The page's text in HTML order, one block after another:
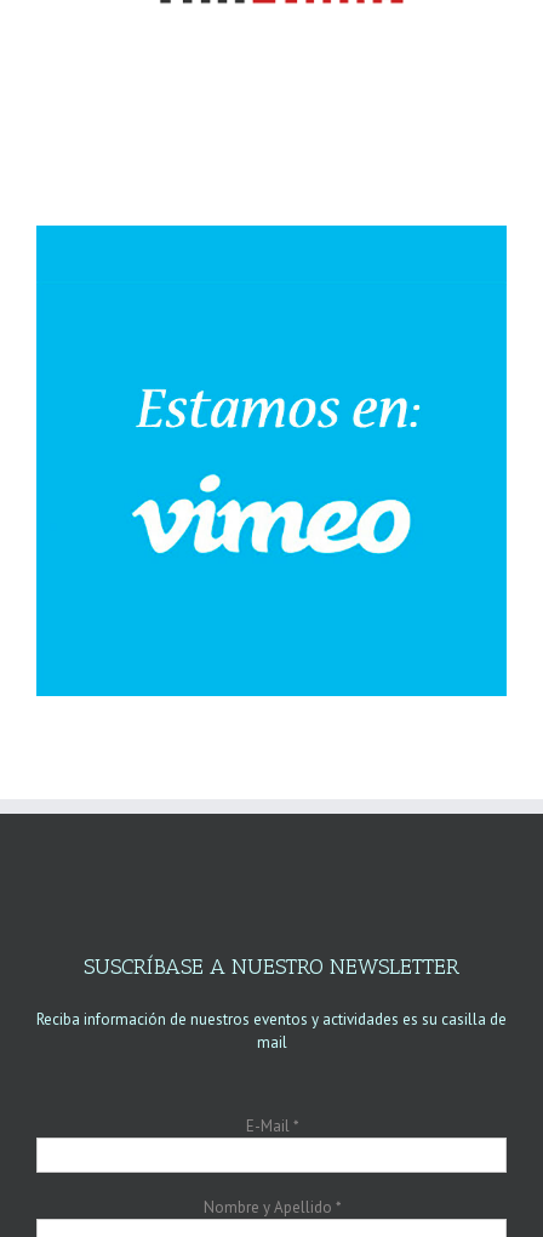
SUSCRÍBASE A NUESTRO NEWSLETTER
Reciba información de nuestros eventos y actividades es su casilla de
mail
E-Mail*
Nombre y Apellido *